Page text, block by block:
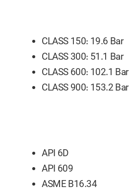
CLASS 150: 19.6 Bar
CLASS 300: 51.1 Bar
CLASS 600: 102.1 Bar
CLASS 900: 153.2 Bar
API 6D
API 609
ASME B16.34